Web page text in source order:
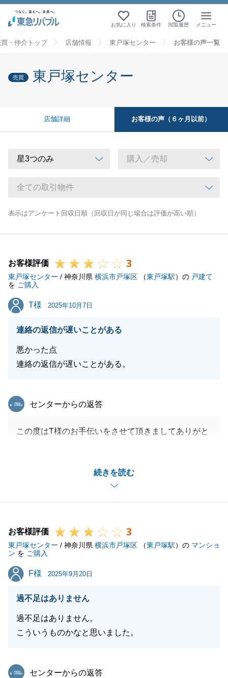
お気に入り 検索条件 閲覧履歴 メニュー
・仲介トップ 店舗情報 東戸塚センター お客様の声一覧
売買 東戸塚センター
店舗詳細 お客様の声（６ヶ月以前）
表示はアンケート回収日順（回収日が同じ場合は評価が高い順）
お客様評価 3
東戸塚センター / 神奈川県 横浜市戸塚区 （東戸塚駅）の 戸建て
を ご購入
T様
T様 2025年10月7日
連絡の返信が遅いことがある
悪かった点
連絡の返信が遅いことがある。
続きを読む
東急リバブル
センターからの返答
この度はT様のお手伝いをさせて頂きましてありがと
購入のお手続きを進めさせて頂きましたが、お仕事で
お忙しい中ご契約手続きや住宅ローン手続き、ご清算
準備等ご対応頂きましてありがとうございます。
ることを、心より願っております。
この度は誠にありがとうございました。
また、貴重なご意見をいただきましてありがとうござ
います。
業活動に取り組んでまいります。
今後もT様の担当としてご用命賜りますよう、お願い
申し上げます。
お客様評価 3
東戸塚センター / 神奈川県 横浜市戸塚区 （東戸塚駅）の マンショ
ン を ご購入
F様
F様 2025年9月20日
過不足はありません
過不足はありません。
こういうものかなと思いました。
東急リバブル
センターからの返答